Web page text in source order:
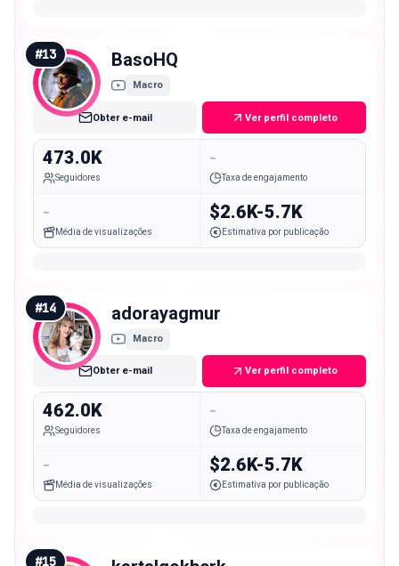
#13 BasoHQ
Macro
Obter e-mail Ver perfil completo
473.0K
Seguidores
-
Taxa de engajamento
-
Média de visualizações
$2.6K-5.7K
Estimativa por publicação
#14 adorayagmur
Macro
Obter e-mail Ver perfil completo
462.0K
Seguidores
-
Taxa de engajamento
-
Média de visualizações
$2.6K-5.7K
Estimativa por publicação
#15